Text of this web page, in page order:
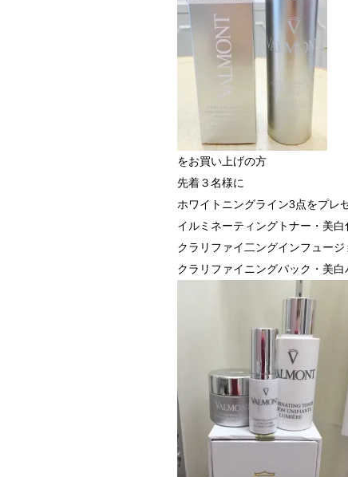
をお買い上げの方
先着３名様に
ホワイトニングライン3点をプレ
イルミネーティングトナー・美白
クラリファイ二ングインフュージ
クラリファイニングパック・美白